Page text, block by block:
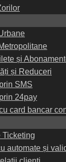
și
și Reduceri
SMS
24pay
card bancar
Ticketing
automate și